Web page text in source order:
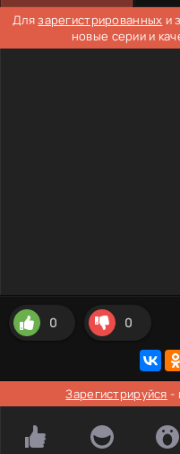
Длязарегистрированных и
новые серии и
0 0
Зарегистрируйся -